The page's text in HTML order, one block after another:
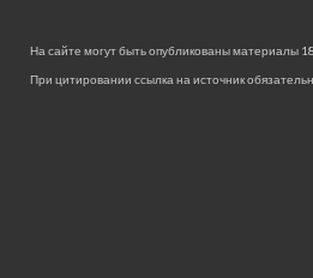
На сайте могут быть опубликованы материалы
При цитировании ссылка на источник